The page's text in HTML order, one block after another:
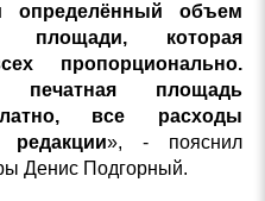
объем
площади, которая
пропорционально.
площадь
все расходы
», - пояснил
Денис Подгорный.